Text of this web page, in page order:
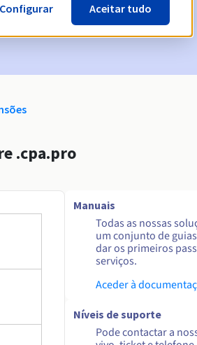
do nome de domínio
.cpa.pro
Manuais
Todas as nossas
um conjunto de
dar os primeiros
serviços.
Aceder à
Níveis de suporte
Pode contactar a
Configurar Aceitar tudo